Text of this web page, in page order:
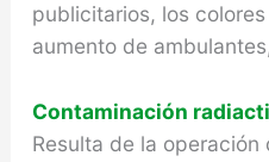
publicitarios, los
aumento de
Contaminación
Resulta de la